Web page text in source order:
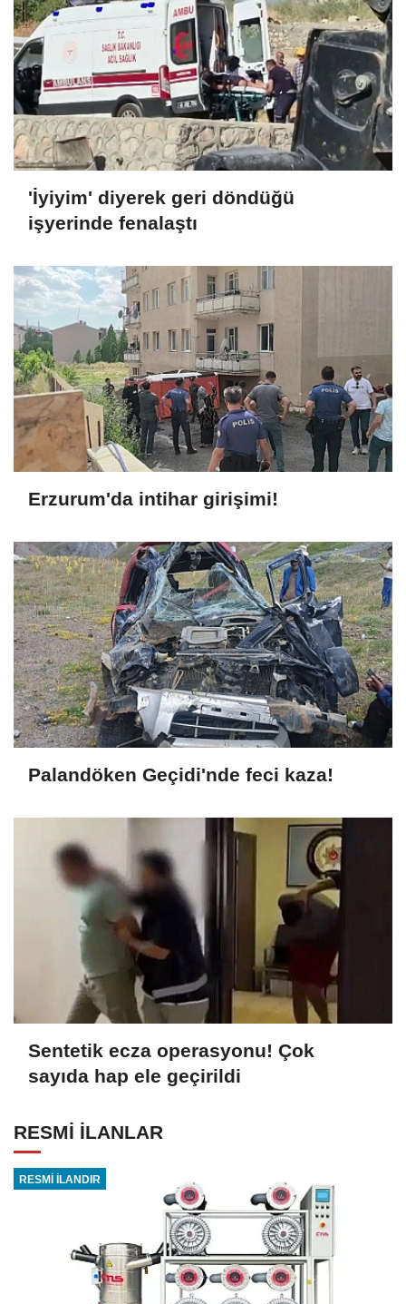
'İyiyim' diyerek geri döndüğü
işyerinde fenalaştı
Erzurum'da intihar girişimi!
Palandöken Geçidi'nde feci kaza!
Sentetik ecza operasyonu! Çok
sayıda hap ele geçirildi
RESMİ İLANLAR
RESMİ İLANDIR